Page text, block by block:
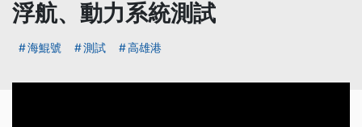
浮航、動力系統測試
海鯤號 測試 高雄港